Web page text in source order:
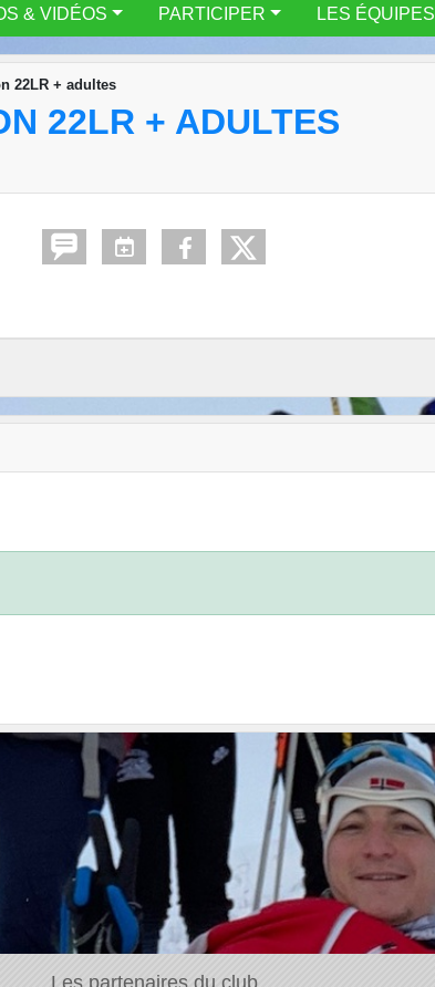
& VIDÉOS PARTICIPER LES ÉQUIPES
22LR + adultes
22LR + ADULTES
Les partenaires du club